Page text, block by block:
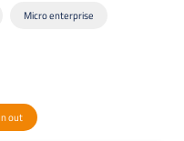
Micro enterprise
out